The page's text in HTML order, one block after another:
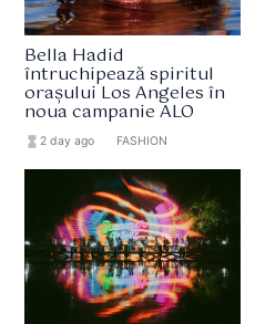
Bella Hadid
întruchipează spiritul
orașului Los Angeles în
noua campanie ALO
hourglass_full 2 day ago FASHION